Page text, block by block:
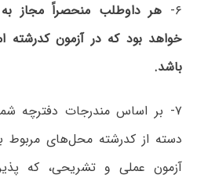
۶-
هر داوطلب‌ منحصراً مجاز
خواهد بود که‌ در آزمون کدرشته‌
باشد.
۷- بر اساس مندرجات دفترچه
دسته از کدرشته محل‌های مربوط
آزمون عملی و تشریحی، که